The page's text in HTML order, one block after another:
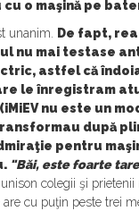
cu o maşină pe
unanim.
De fapt,
nu mai testase
astfel că
le înregistram
nu este un
după
pentru
"Băi, este foarte
colegii şi prietenii
cu puţin peste trei